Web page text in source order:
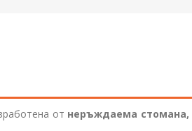
от неръждаема стомана,